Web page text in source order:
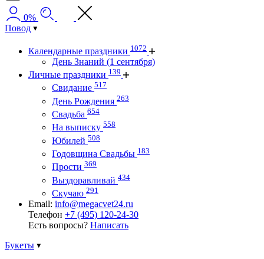
0%
Повод
Календарные праздники 1072
День Знаний (1 сентября)
Личные праздники 139
Свидание 517
День Рождения 263
Свадьба 654
На выписку 558
Юбилей 508
Годовщина Свадьбы 183
Прости 369
Выздоравливай 434
Скучаю 291
Email: info@megacvet24.ru
Телефон +7 (495) 120-24-30
Есть вопросы? Написать
Букеты